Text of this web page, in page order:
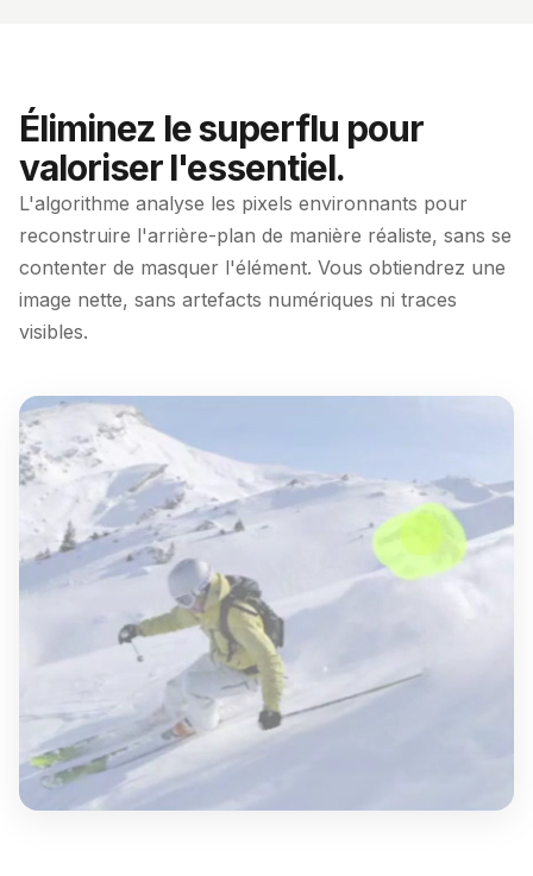
Éliminez le superflu pour
valoriser l'essentiel.
L'algorithme analyse les pixels environnants pour
reconstruire l'arrière-plan de manière réaliste, sans se
contenter de masquer l'élément. Vous obtiendrez une
image nette, sans artefacts numériques ni traces
visibles.